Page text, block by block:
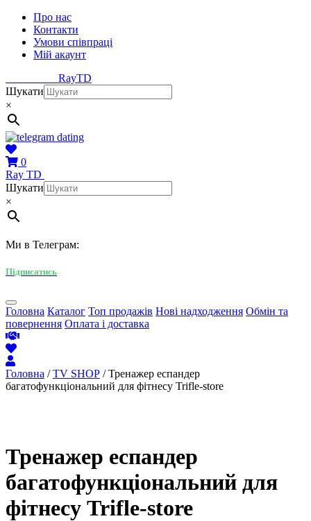
Про нас
Контакти
Умови співпраці
Мій акаунт
RayTD
Шукати
×
0
Ray TD
Шукати
×
Ми в Телеграм:
Підписатись
Головна Каталог Топ продажів Нові надходження Обмін та
повернення Оплата і доставка
Головна /TV SHOP / Тренажер еспандер
багатофункціональний для фітнесу Trifle-store
Тренажер еспандер
багатофункціональний для
фітнесу Trifle-store